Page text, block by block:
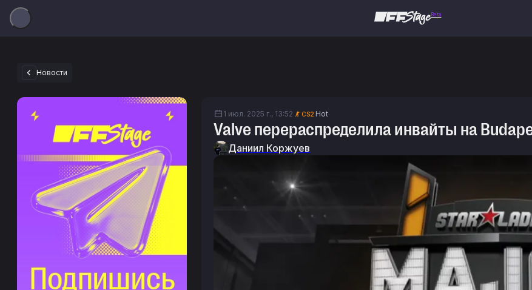
Beta
Новости
1 июл. 2025 г., 13:52 CS2 Hot
Valve перераспределила инвайты на
Даниил Коржуев